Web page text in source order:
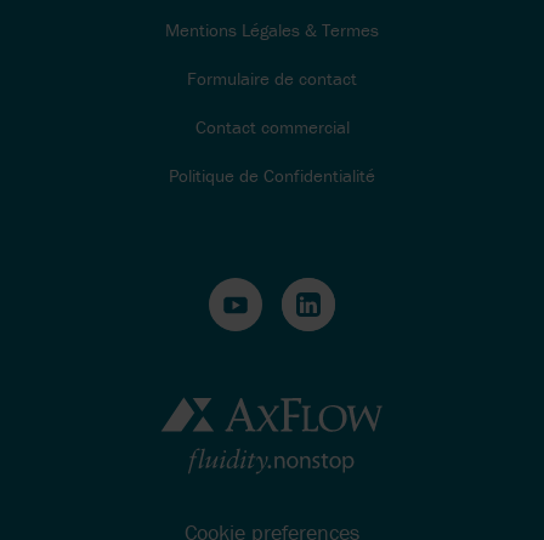
Mentions Légales & Termes
Formulaire de contact
Contact commercial
Politique de Confidentialité
Cookie preferences